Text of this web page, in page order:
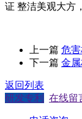
证 整洁美观大方
上一篇 危
下一篇 金
返回列表
研发专利
在线留